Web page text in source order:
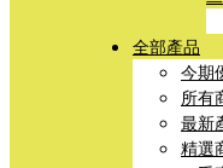
全部產品
今期
所有
最新
精選